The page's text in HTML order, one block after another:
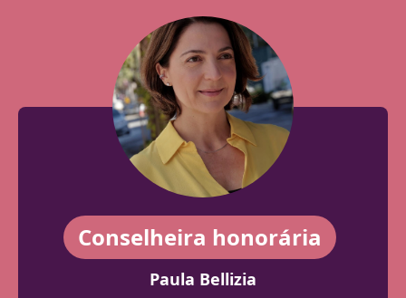
Conselheira honorária
Paula Bellizia